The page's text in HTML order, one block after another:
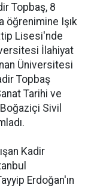
Topbaş, 8
öğrenimine Işık
Lisesi'nde
İlahiyat
Üniversitesi
Topbaş
Tarihi ve
Sivil
Kadir
Erdoğan'ın